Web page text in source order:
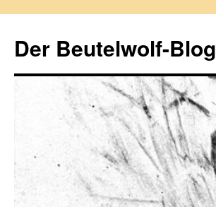
springen
Der Beutelwolf-Blog